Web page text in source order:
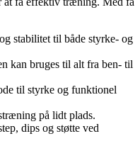
stabilitet til både styrke- og
kan bruges til alt fra ben- til
til styrke og funktionel
på lidt plads.
dips og støtte ved